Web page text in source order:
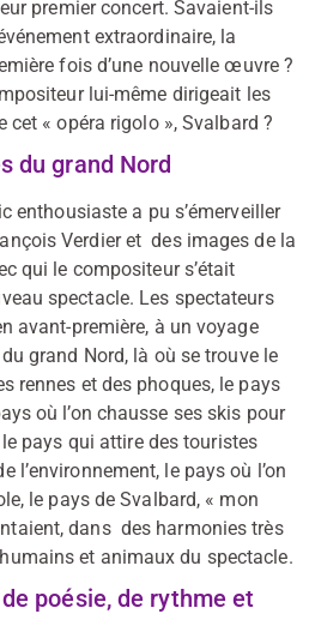
premier concert. Savaient-ils
extraordinaire, la
fois d’une nouvelle œuvre ?
lui-même dirigeait les
cet « opéra rigolo », Svalbard ?
du grand Nord
enthousiaste a pu s’émerveiller
Verdier et des images de la
qui le compositeur s’était
spectacle. Les spectateurs
avant-première, à un voyage
grand Nord, là où se trouve le
rennes et des phoques, le pays
où l’on chausse ses skis pour
pays qui attire des touristes
l’environnement, le pays où l’on
le pays de Svalbard, « mon
dans des harmonies très
et animaux du spectacle.
poésie, de rythme et